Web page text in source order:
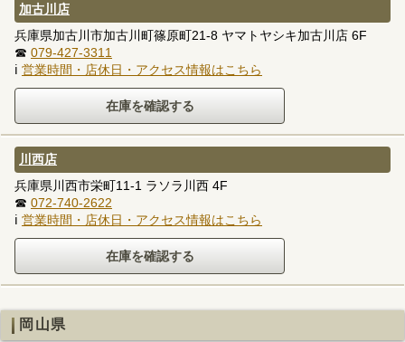
加古川店
兵庫県加古川市加古川町篠原町21-8 ヤマトヤシキ加古川店 6F
☎ 079-427-3311
ℹ 営業時間・店休日・アクセス情報はこちら
川西店
兵庫県川西市栄町11-1 ラソラ川西 4F
☎ 072-740-2622
ℹ 営業時間・店休日・アクセス情報はこちら
岡山県